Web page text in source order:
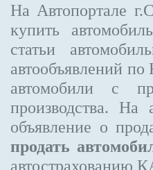
На Автопортале
купить
статьи
автообъявлений
автомобили с
производства. На
объявление о
продать
автострахованию